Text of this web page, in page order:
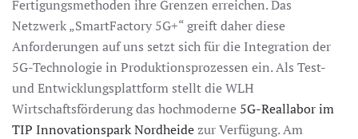
Fertigungsmethoden ihre Grenzen erreichen. Das
Netzwerk „SmartFactory 5G+“ greift daher diese
Anforderungen auf uns setzt sich für die Integration der
5G-Technologie in Produktionsprozessen ein. Als Test-
und Entwicklungsplattform stellt die WLH
Wirtschaftsförderung das hochmoderne 5G-Reallabor im
TIP Innovationspark Nordheidezur Verfügung. Am